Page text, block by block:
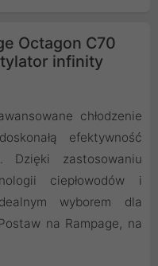
Octagon C70
infinity
chłodzenie
efektywność
zastosowaniu
ciepłowodów i
wyborem dla
na Rampage, na